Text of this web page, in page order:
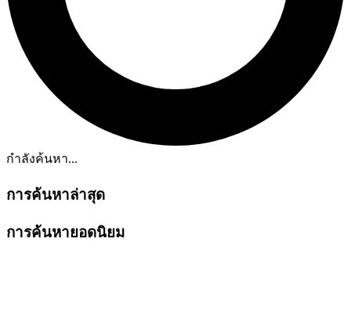
กำลังค้นหา...
การค้นหาล่าสุด
การค้นหายอดนิยม